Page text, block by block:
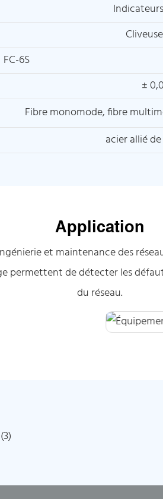
FC-6S
±
Fibre monomode, fibre
acier allié
Application
et maintenance des
permettent de détecter les
du réseau.